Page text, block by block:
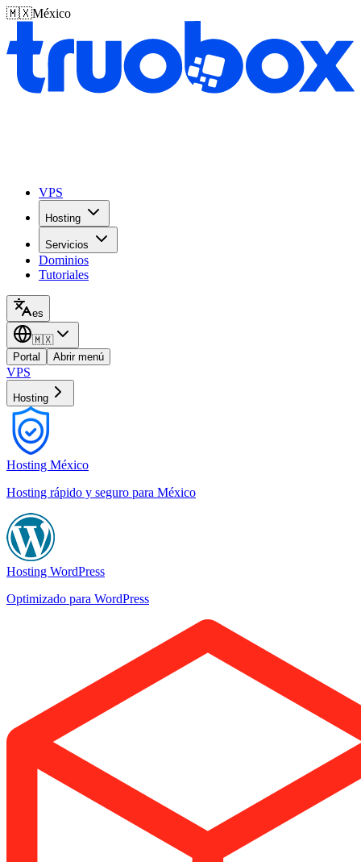
🇲🇽México
VPS
Hosting
Servicios
Dominios
Tutoriales
es
🇲🇽
Portal
Abrir menú
VPS
Hosting
Hosting México
Hosting rápido y seguro para México
Hosting WordPress
Optimizado para WordPress